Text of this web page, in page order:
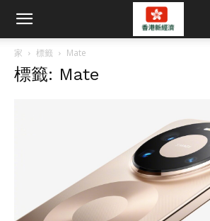
家 標籤 Mate
標籤: Mate